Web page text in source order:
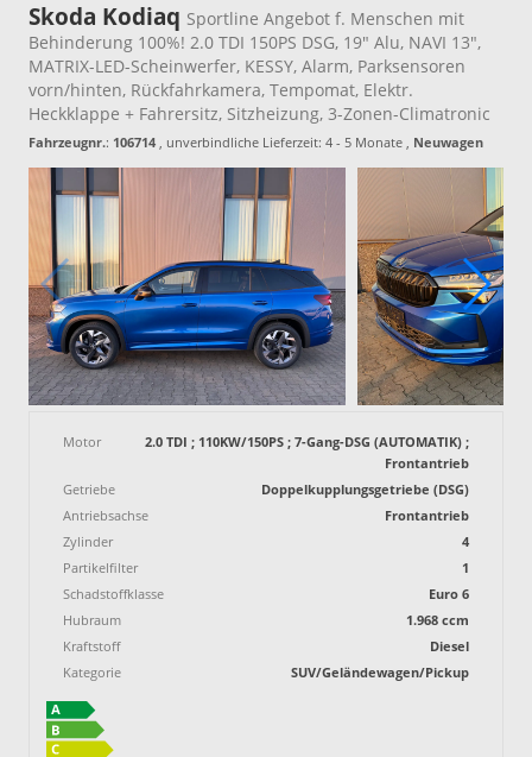
Skoda Kodiaq Sportline Angebot f. Menschen mit
Behinderung 100%! 2.0 TDI 150PS DSG, 19" Alu, NAVI 13",
MATRIX-LED-Scheinwerfer, KESSY, Alarm, Parksensoren
vorn/hinten, Rückfahrkamera, Tempomat, Elektr.
Heckklappe + Fahrersitz, Sitzheizung, 3-Zonen-Climatronic
Fahrzeugnr.: 106714 , unverbindliche Lieferzeit: 4 - 5 Monate , Neuwagen
Motor
2.0 TDI ; 110KW/150PS ; 7-Gang-DSG (AUTOMATIK) ;
Frontantrieb
Getriebe
Doppelkupplungsgetriebe (DSG)
Antriebsachse
Frontantrieb
Zylinder
4
Partikelfilter
1
Schadstoffklasse
Euro 6
Hubraum
1.968 ccm
Kraftstoff
Diesel
Kategorie
SUV/Geländewagen/Pickup